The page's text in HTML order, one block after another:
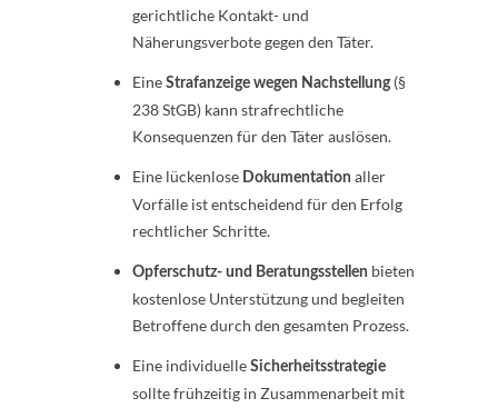
gerichtliche Kontakt- und
Näherungsverbote gegen den Täter.
Eine Strafanzeige wegen Nachstellung(§
238 StGB) kann strafrechtliche
Konsequenzen für den Täter auslösen.
Eine lückenlose Dokumentation aller
Vorfälle ist entscheidend für den Erfolg
rechtlicher Schritte.
Opferschutz- und Beratungsstellen bieten
kostenlose Unterstützung und begleiten
Betroffene durch den gesamten Prozess.
Eine individuelle Sicherheitsstrategie
sollte frühzeitig in Zusammenarbeit mit